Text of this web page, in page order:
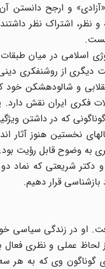
و ارجح دانستن
اشتراک نظر
همراه با ایدئولوژی
از روشنفکری
انقلابی و شالودهشکن
ایران نقش دارد.
که در داشتن
نخستین هنوز آثار
دکتر شریعتی که نماد
قرار دهیم.
در 1286 به دنیا آمد و در زمستان 1373
لحاظ عملی و نظری
گوناگون وی که به هر